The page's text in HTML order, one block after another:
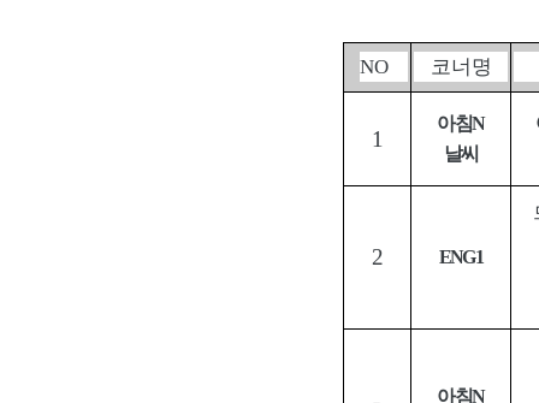
NO 코너명
1
아침N
날씨
2 ENG1
아침N